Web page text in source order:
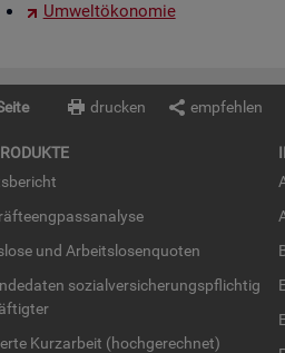
Um­welt­öko­no­mie
drucken empfehlen
und Ar­beits­lo­sen­quo­ten
so­zi­al­ver­si­che­rungs­pflich­tig
Kurz­ar­beit (hoch­ge­rech­net)